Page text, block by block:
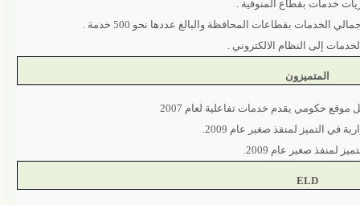
بقطاع المنوفية .
إلى النظام الالكتروني .
المتميزون
يقدم خدمات تفاعلية لعام 2007
لمنفذ صغير عام 2009.
صغير عام 2009.